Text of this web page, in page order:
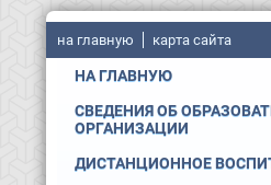
на главную карта сайта
НА ГЛАВНУЮ
СВЕДЕНИЯ ОБ
ОРГАНИЗАЦИИ
ДИСТАНЦИОННОЕ